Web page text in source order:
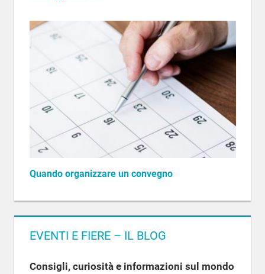
Quando organizzare un convegno
EVENTI E FIERE – IL BLOG
Consigli, curiosità e informazioni sul mondo